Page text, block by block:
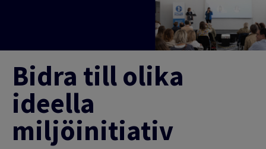
Bidra till olika
ideella
miljöinitiativ